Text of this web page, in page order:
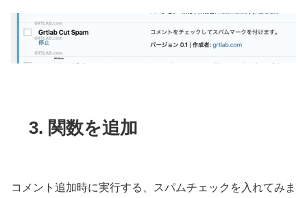
Version: 0.1
Author URI: https://grtlab.com
*/
3. 関数を追加
コメント追加時に実行する、スパムチェックを入れてみま